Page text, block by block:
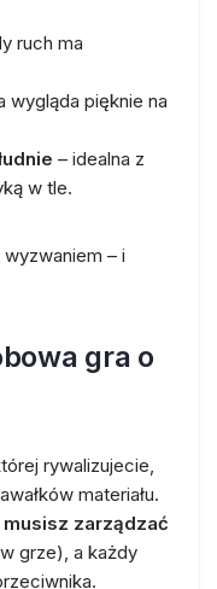
ruch ma
wygląda pięknie na
– idealna z
w tle.
– i
gra o
rywalizujecie,
materiału.
musisz zarządzać
grze), a każdy